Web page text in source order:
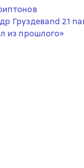
Груздевand 21
из прошлого»